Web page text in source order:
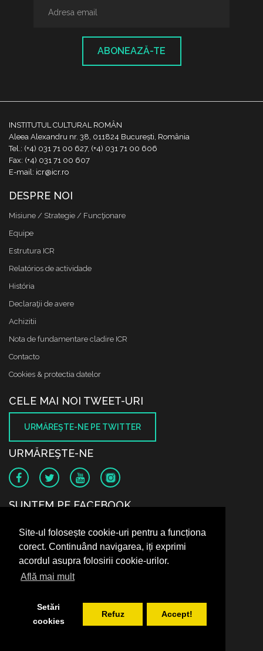
Site-ul folosește cookie-uri pentru a funcționa
corect. Continuând navigarea, iți exprimi
acordul asupra folosirii cookie-urilor.
Află mai mult
Setări
cookies
Refuz Accept!
ABONEAZĂ-TE
INSTITUTUL CULTURAL ROMÂN
Aleea Alexandru nr. 38, 011824 București, România
Tel.: (+4) 031 71 00 627, (+4) 031 71 00 606
Fax: (+4) 031 71 00 607
E-mail: icr@icr.ro
DESPRE NOI
Misiune / Strategie / Funcţionare
Equipe
Estrutura ICR
Relatórios de actividade
História
Declaraţii de avere
Achizitii
Nota de fundamentare cladire ICR
Contacto
Cookies & protectia datelor
CELE MAI NOI TWEET-URI
URMĂREŞTE-NE PE TWITTER
URMĂREŞTE-NE
SUNTEM PE FACEBOOK